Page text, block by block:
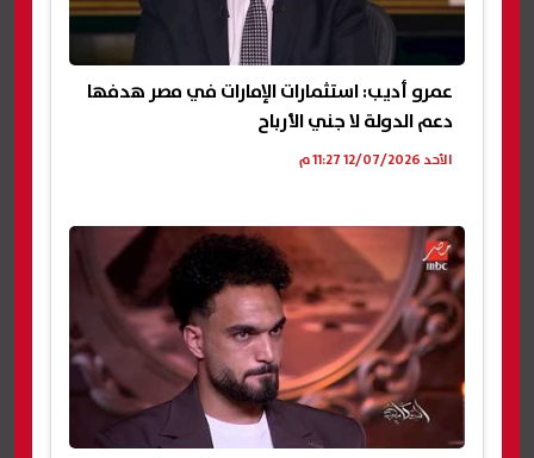
عمرو أديب: استثمارات الإمارات في مصر هدفها
دعم الدولة لا جني الأرباح
الأحد 12/07/2026 11:27 م